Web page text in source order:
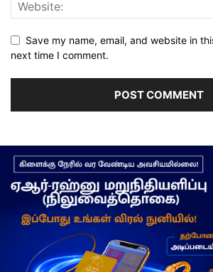
Save my name, email, and website in
next time I comment.